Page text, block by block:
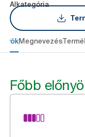
Alkategória
Megnevezés
Főbb